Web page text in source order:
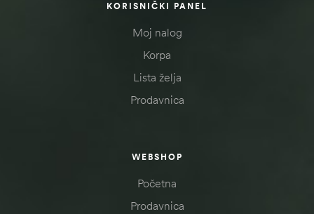
KORISNIČKI PANEL
Moj nalog
Korpa
Lista želja
Prodavnica
WEBSHOP
Početna
Prodavnica